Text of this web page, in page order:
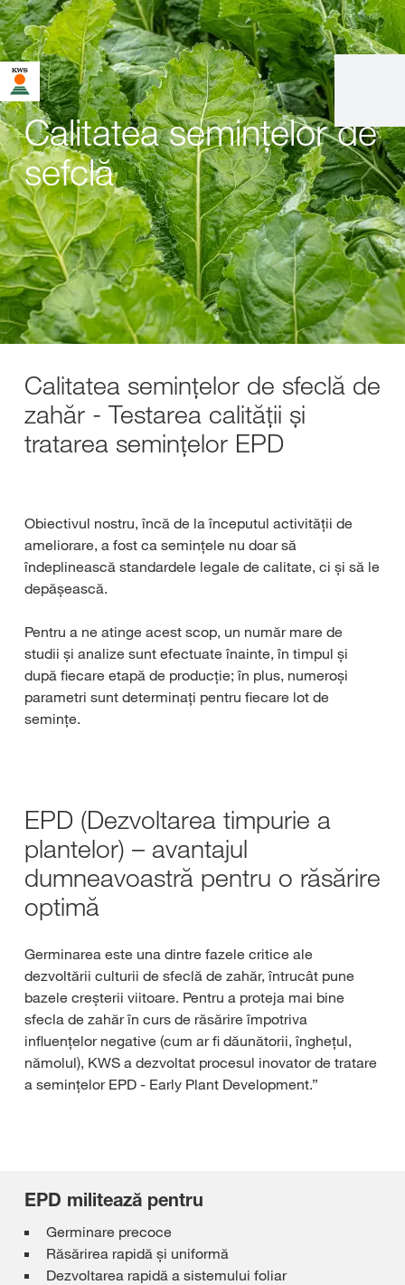
Calitatea semințelor de
sefclă
Calitatea semințelor de sfeclă de
zahăr - Testarea calității și
tratarea semințelor EPD
Obiectivul nostru, încă de la începutul activității de
ameliorare, a fost ca semințele nu doar să
îndeplinească standardele legale de calitate, ci și să le
depășească.
Pentru a ne atinge acest scop, un număr mare de
studii și analize sunt efectuate înainte, în timpul și
după fiecare etapă de producție; în plus, numeroși
parametri sunt determinați pentru fiecare lot de
semințe.
EPD (Dezvoltarea timpurie a
plantelor) – avantajul
dumneavoastră pentru o răsărire
optimă
Germinarea este una dintre fazele critice ale
dezvoltării culturii de sfeclă de zahăr, întrucât pune
bazele creșterii viitoare. Pentru a proteja mai bine
sfecla de zahăr în curs de răsărire împotriva
influențelor negative (cum ar fi dăunătorii, înghețul,
nămolul), KWS a dezvoltat procesul inovator de tratare
a semințelor EPD - Early Plant Development.”
EPD militează pentru
Germinare precoce
Răsărirea rapidă și uniformă
Dezvoltarea rapidă a sistemului foliar